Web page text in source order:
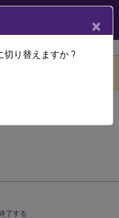
構成
了する
×
切り替えますか ?